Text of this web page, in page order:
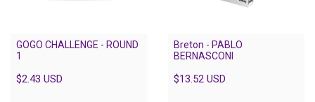
GOGO CHALLENGE - ROUND
1
$2.43 USD
Breton - PABLO
BERNASCONI
$13.52 USD